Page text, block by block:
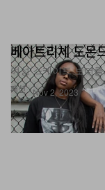
패션
베아트리체 도몬
여성 스케이트 보더
Nov 2, 2023